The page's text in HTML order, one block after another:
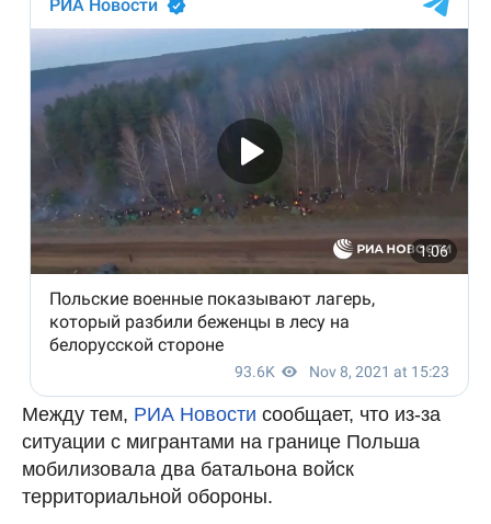
Между тем, РИА Новости сообщает, что из-за
ситуации с мигрантами на границе Польша
мобилизовала два батальона войск
территориальной обороны.